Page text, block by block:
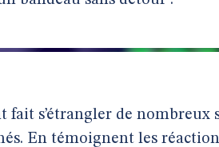
fait s’étrangler de nombreux
En témoignent les